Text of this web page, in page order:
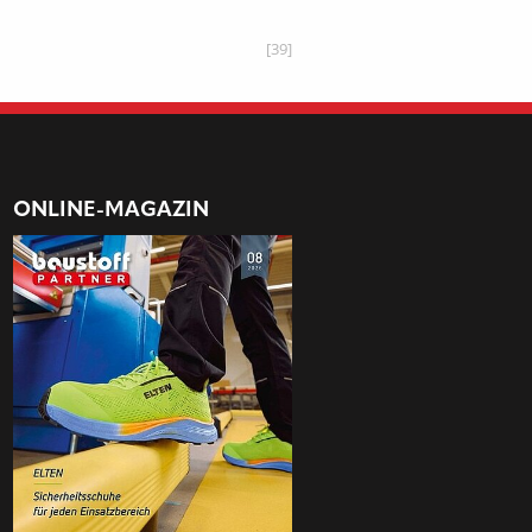
[39]
ONLINE-MAGAZIN